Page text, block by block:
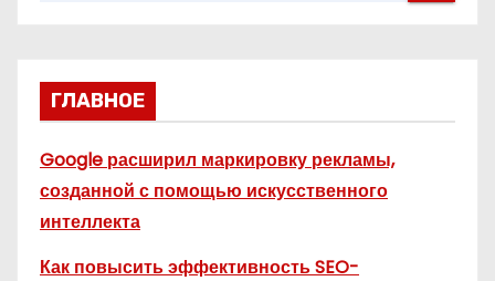
ГЛАВНОЕ
Google расширил маркировку рекламы,
созданной с помощью искусственного
интеллекта
Как повысить эффективность SEO-